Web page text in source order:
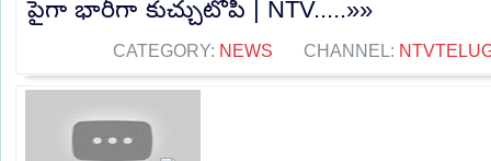
పైగా భారీగా కుచ్చుటోపీ | NTV.....»»
CATEGORY: NEWS CHANNEL: